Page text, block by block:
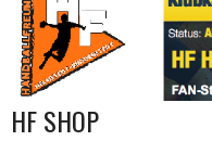
HF SHOP